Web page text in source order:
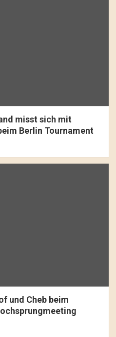
misst sich mit
Berlin Tournament
und Cheb beim